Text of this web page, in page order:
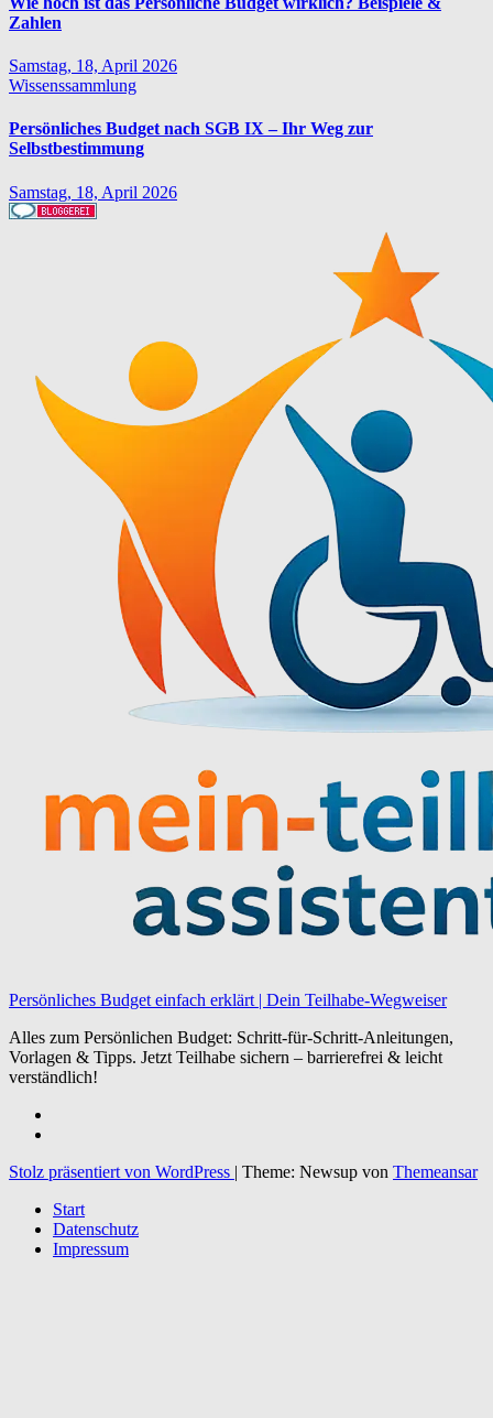
Zahlen
Samstag, 18, April 2026
Wissenssammlung
Persönliches Budget nach SGB IX – Ihr Weg zur
Selbstbestimmung
Samstag, 18, April 2026
Persönliches Budget einfach erklärt | Dein Teilhabe-Wegweiser
Alles zum Persönlichen Budget: Schritt-für-Schritt-Anleitungen,
Vorlagen & Tipps. Jetzt Teilhabe sichern – barrierefrei & leicht
verständlich!
Stolz präsentiert von WordPress | Theme: Newsup von Themeansar
Start
Datenschutz
Impressum